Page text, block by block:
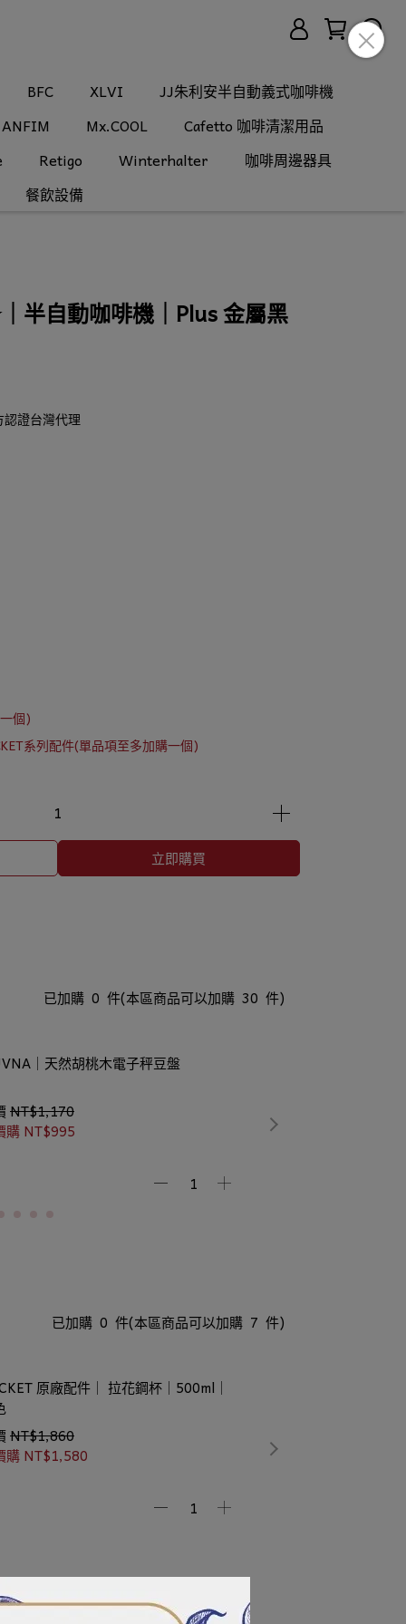
BFC XLVI
JJ朱利安半自動義式咖啡機
ANFIM
Mx.COOL
Cafetto 咖啡清潔用品
Retigo Winterhalter
咖啡周邊器具
餐飲設備
｜半自動咖啡機｜Plus 金屬黑
認證台灣代理
個)
系列配件(單品項至多加購一個)
立即購買
已加購 0 件(本區商品可以加購 30 件)
｜天然胡桃木電子秤豆盤
NT$1,170
購 NT$995
已加購 0 件(本區商品可以加購 7 件)
原廠配件｜ 拉花鋼杯｜500ml｜
NT$1,860
購 NT$1,580